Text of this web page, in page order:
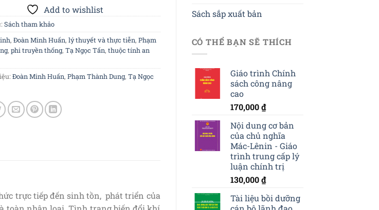
Sách sắp xuất bản
CÓ THỂ BẠN SẼ THÍCH
Giáo trình Chính
sách công nâng
cao
170,000₫
Nội dung cơ bản
của chủ nghĩa
Mác-Lênin - Giáo
trình trung cấp lý
luận chính trị
130,000₫
Tài liệu bồi dưỡng
Add to wishlist
Sách tham khảo
, Đoàn Minh Huấn, lý thuyết và thực tiễn, Phạm
, phi truyền thống, Tạ Ngọc Tấn, thuộc tính an
Đoàn Minh Huấn, Phạm Thành Dung, Tạ Ngọc
trực tiếp đến sinh tồn, phát triển của